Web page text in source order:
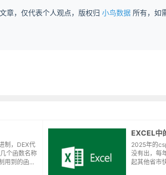
章，仅代表个人观点，版权归 小鸟数据 所有，如
制，DEX代
个函数名称
用到的函
EXCEL
2025年的
没有出，每
起其他省市